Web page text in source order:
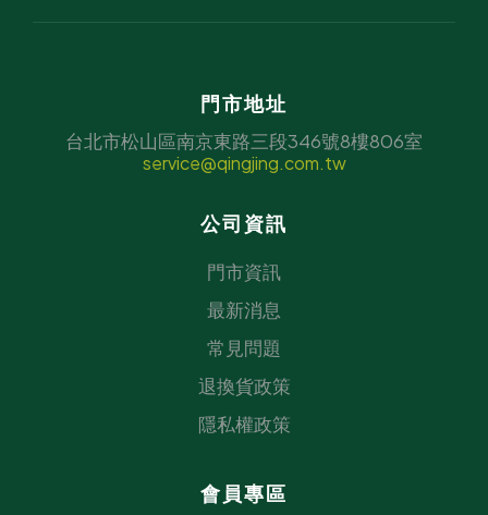
門市地址
台北市松山區南京東路三段346號8樓806室
service@qingjing.com.tw
公司資訊
門市資訊
最新消息
常見問題
退換貨政策
隱私權政策
會員專區